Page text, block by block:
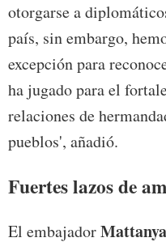
otorgarse a
país, sin embargo,
excepción para
ha jugado para el
relaciones de
pueblos', añadió.
Fuertes lazos de
El embajador